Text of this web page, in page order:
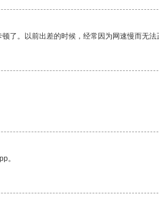
。以前出差的时候，经常因为网速慢而无
。